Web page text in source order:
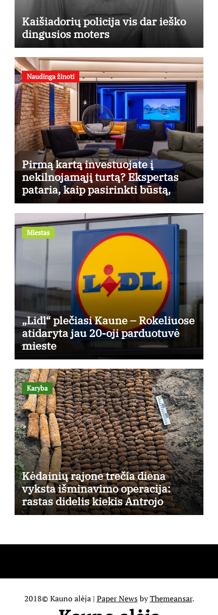
Kaišiadorių policija vis dar ieško
dingusios moters
Naudinga žinoti
Pirmą kartą investuojate į
nekilnojamąjį turtą? Ekspertas
pataria, kaip pasirinkti būstą,
kuris generuos grąžą
Miestas
„Lidl“ plečiasi Kaune – Rokeliuose
atidaryta jau 20-oji parduotuvė
mieste
Karyba
Kėdainių rajone trečia diena
vyksta išminavimo operacija:
rastas didelis kiekis Antrojo
pasaulinio karo laikų standartinės
2018© Kauno alėja | Paper NewsbyThemeansar.